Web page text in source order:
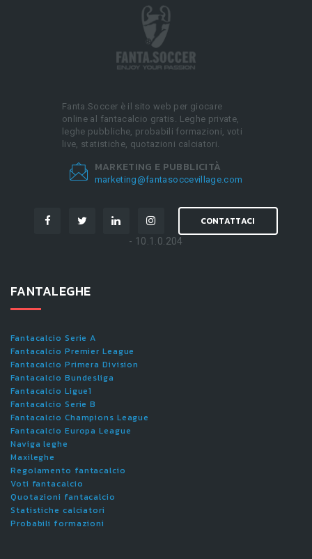
Fanta.Soccer è il sito web per giocare
online al fantacalcio gratis. Leghe private,
leghe pubbliche, probabili formazioni, voti
live, statistiche, quotazioni calciatori.
MARKETING E PUBBLICITÀ
marketing@fantasoccevillage.com
CONTATTACI
- 10.1.0.204
FANTALEGHE
Fantacalcio Serie A
Fantacalcio Premier League
Fantacalcio Primera Division
Fantacalcio Bundesliga
Fantacalcio Ligue1
Fantacalcio Serie B
Fantacalcio Champions League
Fantacalcio Europa League
Naviga leghe
Maxileghe
Regolamento fantacalcio
Voti fantacalcio
Quotazioni fantacalcio
Statistiche calciatori
Probabili formazioni